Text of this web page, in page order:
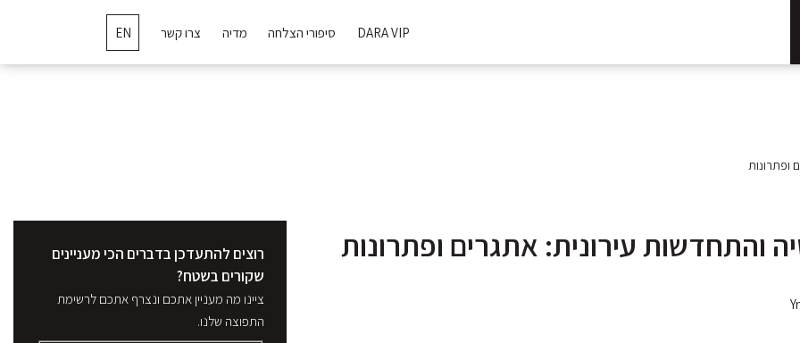
DARA VIP סיפורי הצלחה מדיה צרו קשר EN
ופתרונות
והתחדשות עירונית: אתגרים ופתרונות
רוצים להתעדכן בדברים הכי מעניינים
שקורים בשטח?
ציינו מה מעניין אתכם ונצרף אתכם לרשימת
התפוצה שלנו.